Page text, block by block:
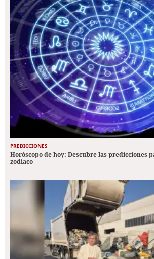
PREDICCIONES
Horóscopo de hoy: Descubre las predicciones
zodiaco